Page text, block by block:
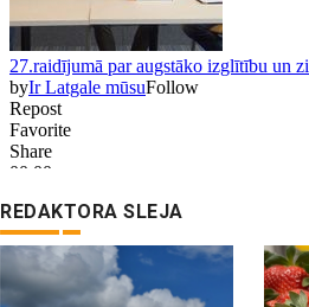
REDAKTORA SLEJA